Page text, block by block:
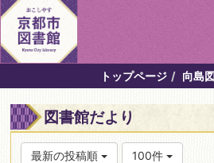
トップページ 向島
図書館だより
最新の投稿順 100件